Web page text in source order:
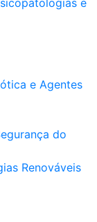
e
e Agentes
do
Renováveis